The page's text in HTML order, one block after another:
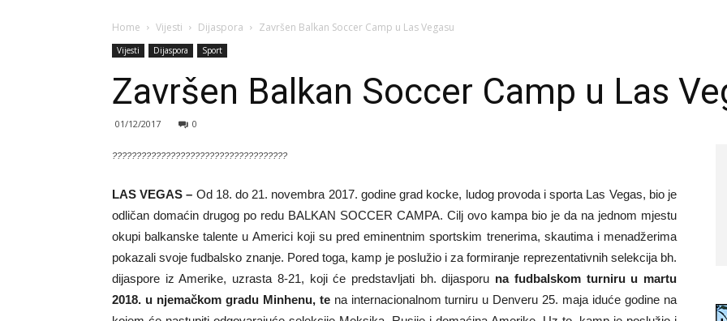
Home Vijesti Dijaspora Završen Balkan Soccer Camp u Las Vegasu
Vijesti Dijaspora Sport
Završen Balkan Soccer Camp u Las
01/12/2017 0
????????????????????????????????????
LAS VEGAS – Od 18. do 21. novembra 2017. godine grad kocke, ludog provoda i sporta Las Vegas, bio je
odličan domaćin drugog po redu BALKAN SOCCER CAMPA. Cilj ovo kampa bio je da na jednom mjestu
okupi balkanske talente u Americi koji su pred eminentnim sportskim trenerima, skautima i menadžerima
pokazali svoje fudbalsko znanje. Pored toga, kamp je poslužio i za formiranje reprezentativnih selekcija bh.
dijaspore iz Amerike, uzrasta 8-21, koji će predstavljati bh. dijasporu na fudbalskom turniru u martu
2018. u njemačkom gradu Minhenu, tena internacionalnom turniru u Denveru 25. maja iduće godine na